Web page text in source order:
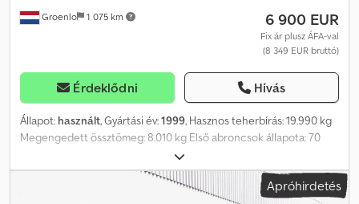
Groenlo 1 075 km 6 900 EUR
Fix ár plusz ÁFA-val
(8 349 EUR bruttó)
Érdeklődni Hívás
Állapot: használt, Gyártási év:1999, Hasznos teherbírás: 19.990 kg
Megengedett össztömeg: 8.010 kg Első abroncsok állapota: 70
Hátsó abroncsok állapota: 70 Dksdpjutw I Nofx Agmjr Első
abroncsok: 245/70 R 17.5 Hátsó abroncsok: 245/70 R 17.5 További
információért kérjük, keresse a PFEIFER GROUP-ot. Apróhirdetés